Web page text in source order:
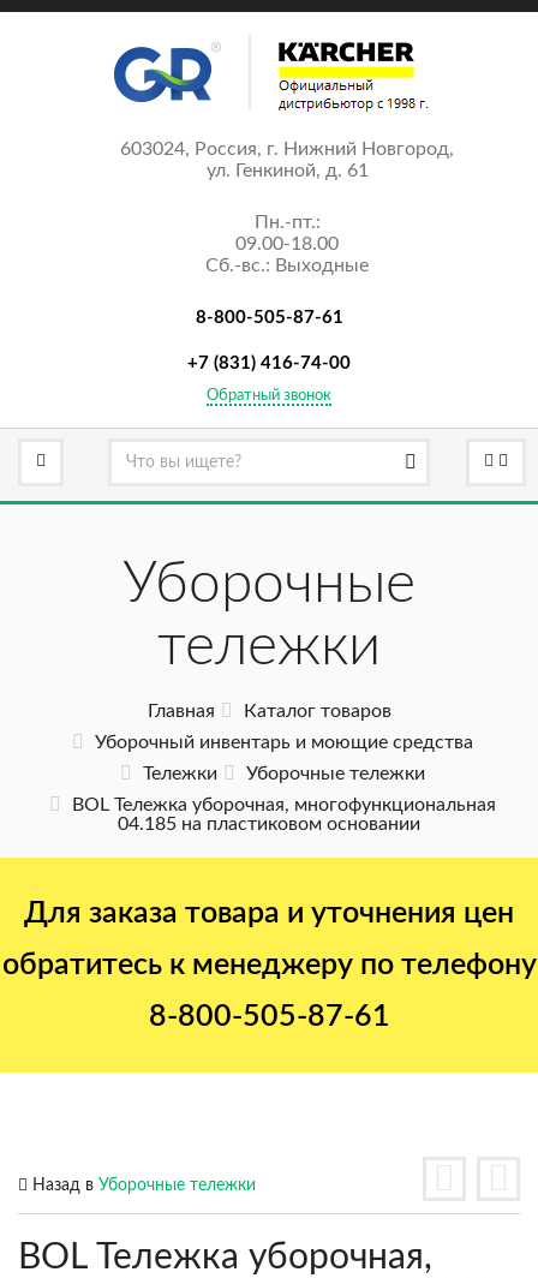
603024, Россия, г. Нижний Новгород,
ул. Генкиной, д. 61
Пн.-пт.:
09.00-18.00
Сб.-вс.: Выходные
8-800-505-87-61
+7 (831) 416-74-00
Обратный звонок
Уборочные
тележки
Главная
Каталог товаров
Уборочный инвентарь и моющие средства
Тележки
Уборочные тележки
BOL Тележка уборочная, многофункциональная
04.185 на пластиковом основании
Для заказа товара и уточнения цен
обратитесь к менеджеру по телефону
8-800-505-87-61
Назад в Уборочные тележки
BOL Тележка уборочная,